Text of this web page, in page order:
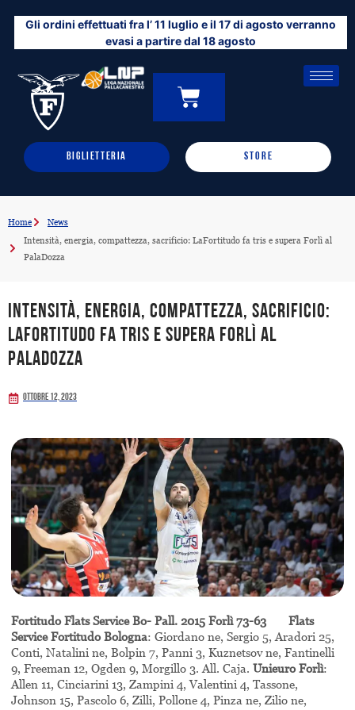
contenuto
Gli ordini effettuati fra l’ 11 luglio e il 17 di agosto verranno
evasi a partire dal 18 agosto
0
CARRELLO
BIGLIETTERIA STORE
Home
News
Intensità, energia, compattezza, sacrificio: LaFortitudo fa tris e supera Forlì al
PalaDozza
Intensità, energia, compattezza, sacrificio:
LaFortitudo fa tris e supera Forlì al
PalaDozza
Ottobre 12, 2023
Fortitudo Flats Service Bo- Pall. 2015 Forlì 73-63 Flats
Service Fortitudo Bologna: Giordano ne, Sergio 5, Aradori 25,
Conti, Natalini ne, Bolpin 7, Panni 3, Kuznetsov ne, Fantinelli
9, Freeman 12, Ogden 9, Morgillo 3. All. Caja. Unieuro Forlì:
Allen 11, Cinciarini 13, Zampini 4, Valentini 4, Tassone,
Johnson 15, Pascolo 6, Zilli, Pollone 4, Pinza ne, Zilio ne,